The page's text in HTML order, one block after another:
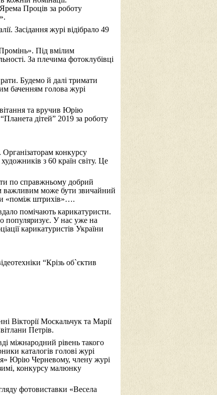
Проців за роботу
Засідання журі відібрало 49
Під вмілим
За плечима фотоклубівці
Будемо й далі тримати
баченням голова журі
та вручив Юрію
дітей” 2019 за роботу
конкурсу
з 60 країн світу. Це
по справжньому добрий
важливим може бути звичайний
«поміж штрихів»….
помічають карикатуристи.
популяризує. У нас уже на
карикатуристів України
“Крізь об`єктив
Вікторії Москальчук та Марії
Петрів.
міжнародний рівень такого
каталогів голові журі
Юрію Черневому, члену журі
конкурсу малюнку
фотовиставки «Весела